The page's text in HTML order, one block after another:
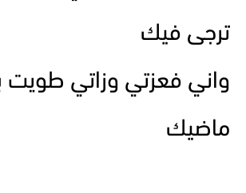
ترجى فيك
واني فعزتي وزاتي طويت
ماضيك